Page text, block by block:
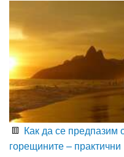
Как да се предпазим
горещините – практични